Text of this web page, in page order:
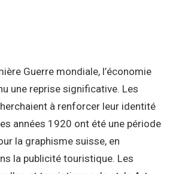
Guerre mondiale, l’économie
une reprise significative. Les
à renforcer leur identité
années 1920 ont été une période
la graphisme suisse, en
la publicité touristique. Les